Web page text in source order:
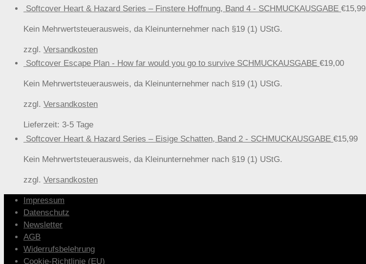
Softcover Heart & Hazard Series – Finstere Hoffnung, Band 4 - SCHMUCKAUSGABE €15,99
Kein Mehrwertsteuerausweis, da Kleinunternehmer nach §19 (1) UStG.
zzgl. Versandkosten
Softcover Escape Plan - How far would you go to survive SCHMUCKAUSGABE €19,00
Kein Mehrwertsteuerausweis, da Kleinunternehmer nach §19 (1) UStG.
zzgl. Versandkosten
Lieferzeit: 3-5 Tage
Softcover Heart & Hazard Series – Eisige Schatten, Band 2 - SCHMUCKAUSGABE €15,99
Kein Mehrwertsteuerausweis, da Kleinunternehmer nach §19 (1) UStG.
zzgl. Versandkosten
Impressum
Datenschutz
Newsletter
AGB
Widerrufsbelehrung
Cookie-Richtlinie (EU)